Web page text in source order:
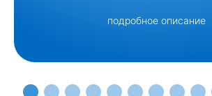
подробное описание